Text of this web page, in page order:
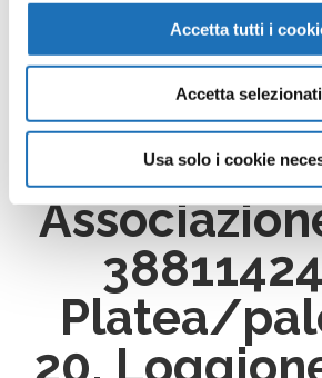
Accetta tutti i
Accetta selezionati
Usa solo i cookie
posti dei
saranno
9
Platea/
20.